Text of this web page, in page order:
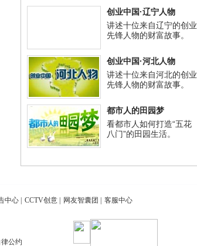
创业中国·辽宁人物
讲述十位来自辽宁的创业
先锋人物的财富故事。
创业中国·河北人物
讲述十位来自河北的创业
先锋人物的财富故事。
都市人的田园梦
看都市人如何打造“五花
八门”的田园生活。
中心 CCTV创意 网友智囊团 客服中心
公约